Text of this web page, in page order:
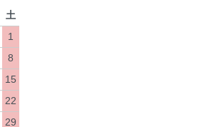
土
1
8
15
22
29